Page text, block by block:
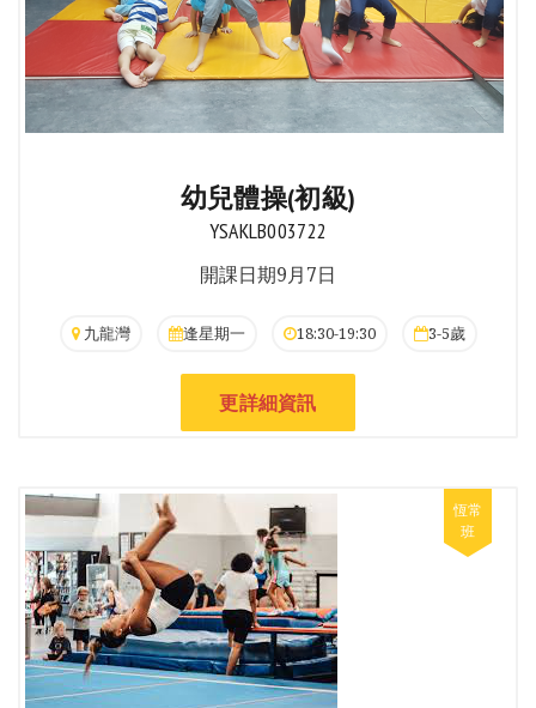
幼兒體操(初級)
YSAKLB003722
開課日期9月7日
九龍灣 逢星期一 18:30-19:30 3-5歲
更詳細資訊